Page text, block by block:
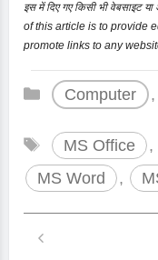
इस में दिए गए किसी भी वेबसाइट
of this article is to provide
promote links to any
Categories
Computer ,
Tags
MS Office ,
MS Word
,